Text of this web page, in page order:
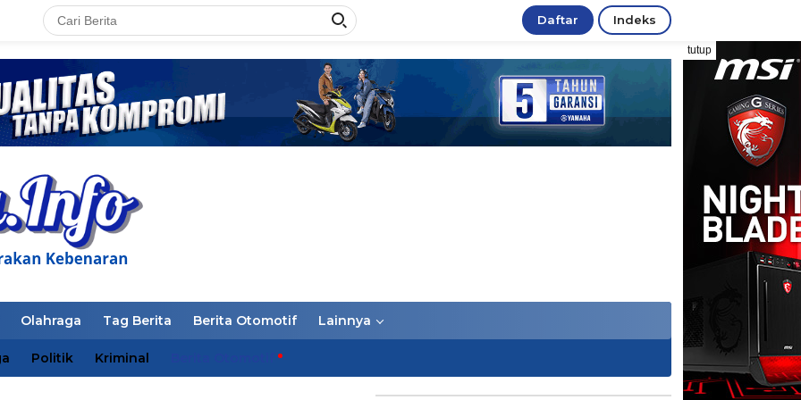
Daftar Indeks
tutup
Olahraga Tag Berita Berita Otomotif Lainnya
Politik Kriminal